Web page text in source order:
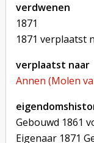
verdwenen
1871
1871 verplaatst
verplaatst naar
Annen (Molen
Gebouwd 1861
Eigenaar 1871